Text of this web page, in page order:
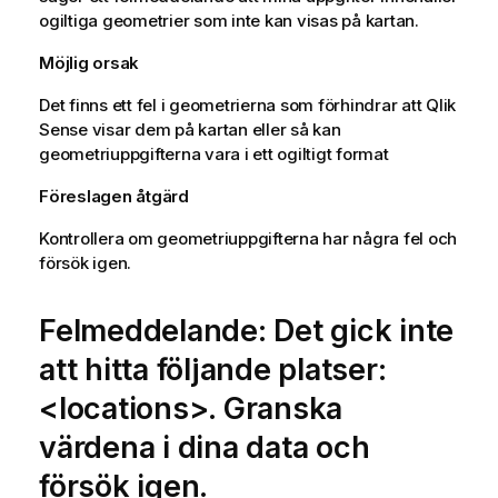
ogiltiga geometrier som inte kan visas på kartan.
Möjlig orsak
Det finns ett fel i geometrierna som förhindrar att Qlik
Sensevisar dem på kartan eller så kan
geometriuppgifterna vara i ett ogiltigt format
Föreslagen åtgärd
Kontrollera om geometriuppgifterna har några fel och
försök igen.
Felmeddelande: Det gick inte
att hitta följande platser:
<locations>. Granska
värdena i dina data och
försök igen.